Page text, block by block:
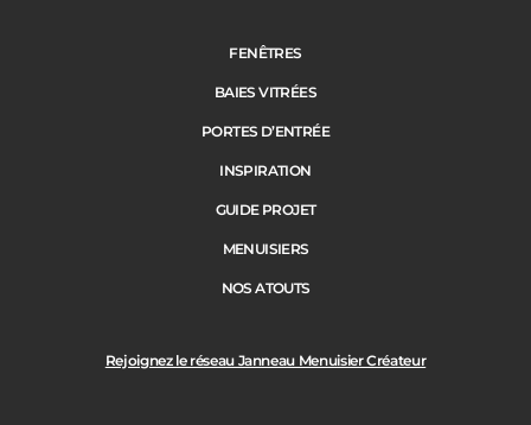
Rejoignez le réseau Janneau Menuisier Créateur
FENÊTRES
BAIES VITRÉES
PORTES D’ENTRÉE
INSPIRATION
GUIDE PROJET
MENUISIERS
NOS ATOUTS
Janneau Menuisier Créateur